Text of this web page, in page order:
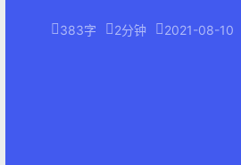
383字 2分钟 2021-08-10